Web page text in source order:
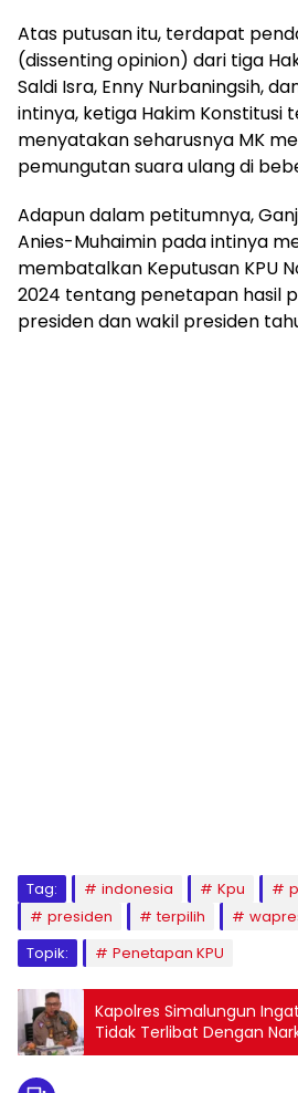
Atas putusan itu, terdapat
(dissenting opinion) dari tiga
Saldi Isra, Enny Nurbaningsih,
intinya, ketiga Hakim Konstitusi
menyatakan seharusnya MK
pemungutan suara ulang di
Adapun dalam petitumnya,
Anies-Muhaimin pada intinya
membatalkan Keputusan KPU
2024 tentang penetapan hasil
presiden dan wakil presiden
Tag: indonesia Kpu
presiden
terpilih
Topik:
Penetapan KPU
Kapolres Simalungun
Tidak Terlibat Dengan